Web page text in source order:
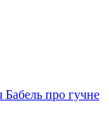
Бабель про гучне